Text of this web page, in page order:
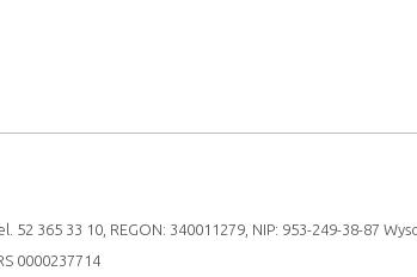
365 33 10, REGON: 340011279, NIP: 953-249-38-87
0000237714